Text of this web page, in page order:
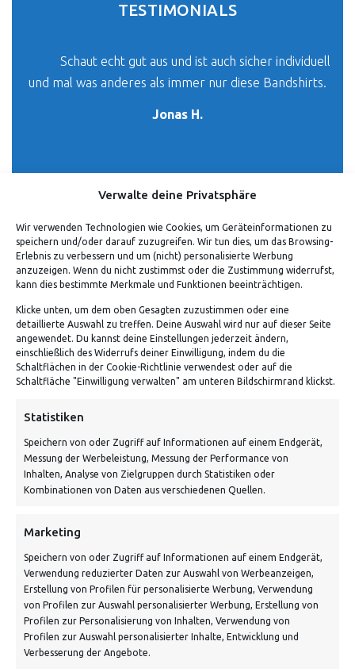
Verwalte deine Privatsphäre
Wir verwenden Technologien wie Cookies, um Geräteinformationen zu
speichern und/oder darauf zuzugreifen. Wir tun dies, um das Browsing-
Erlebnis zu verbessern und um (nicht) personalisierte Werbung
anzuzeigen. Wenn du nicht zustimmst oder die Zustimmung widerrufst,
kann dies bestimmte Merkmale und Funktionen beeinträchtigen.
Klicke unten, um dem oben Gesagten zuzustimmen oder eine
detaillierte Auswahl zu treffen. Deine Auswahl wird nur auf dieser Seite
angewendet. Du kannst deine Einstellungen jederzeit ändern,
einschließlich des Widerrufs deiner Einwilligung, indem du die
Schaltflächen in der Cookie-Richtlinie verwendest oder auf die
Schaltfläche "Einwilligung verwalten" am unteren Bildschirmrand klickst.
Statistiken
Speichern von oder Zugriff auf Informationen auf einem Endgerät,
Messung der Werbeleistung, Messung der Performance von
Inhalten, Analyse von Zielgruppen durch Statistiken oder
Kombinationen von Daten aus verschiedenen Quellen.
Marketing
Speichern von oder Zugriff auf Informationen auf einem Endgerät,
Verwendung reduzierter Daten zur Auswahl von Werbeanzeigen,
Erstellung von Profilen für personalisierte Werbung, Verwendung
von Profilen zur Auswahl personalisierter Werbung, Erstellung von
Profilen zur Personalisierung von Inhalten, Verwendung von
Profilen zur Auswahl personalisierter Inhalte, Entwicklung und
Verbesserung der Angebote.
TESTIMONIALS
Schaut echt gut aus und ist auch sicher individuell
und mal was anderes als immer nur diese Bandshirts.
Jonas H.
ADRESSE
Von Tiling GmbH
Kontakt: Mo - Fr von 10:00 bis 18:00 Uhr
info@vontiling.de